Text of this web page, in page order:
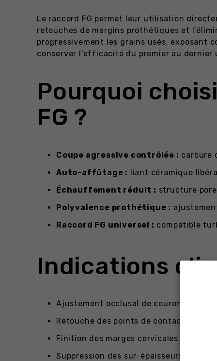
Le raccord FG permet leur utilisation
retouches de margins prothétiques et
progressivement les grains usés,
conserver l'efficacité du premier au dernier
Pourquoi
FG ?
Coupe agressive contrôlée : carbure
Auto-affûtage : liant céramique
Échauffement réduit : structure
Polyvalence prothétique :
Raccord FG universel : compatible
Indications
Ajustement occlusal de couronnes
Retouche des points de contact
Finition des marges cervicales de
Suppression des sur-épaisseurs sur